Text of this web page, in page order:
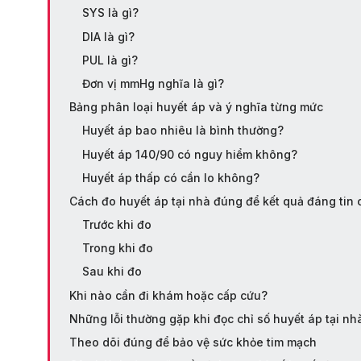
SYS là gì?
DIA là gì?
PUL là gì?
Đơn vị mmHg nghĩa là gì?
Bảng phân loại huyết áp và ý nghĩa từng mức
Huyết áp bao nhiêu là bình thường?
Huyết áp 140/90 có nguy hiểm không?
Huyết áp thấp có cần lo không?
Cách đo huyết áp tại nhà đúng để kết quả đáng tin
Trước khi đo
Trong khi đo
Sau khi đo
Khi nào cần đi khám hoặc cấp cứu?
Những lỗi thường gặp khi đọc chỉ số huyết áp tại
Theo dõi đúng để bảo vệ sức khỏe tim mạch